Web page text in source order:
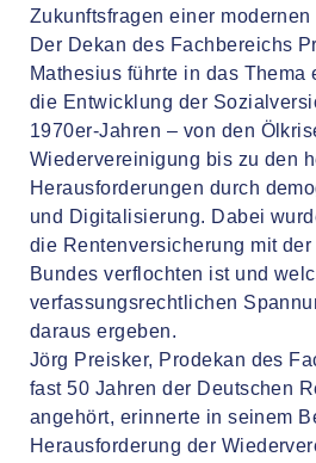
Zukunftsfragen einer
Der Dekan des Fachbereichs
Mathesius führte in das Thema
die Entwicklung der
1970er-Jahren – von den
Wiedervereinigung bis zu den
Herausforderungen durch
und Digitalisierung. Dabei
die Rentenversicherung mit
Bundes verflochten ist und
verfassungsrechtlichen
daraus ergeben.
Jörg Preisker, Prodekan des
fast 50 Jahren der Deutschen
angehört, erinnerte in seinem
Herausforderung der